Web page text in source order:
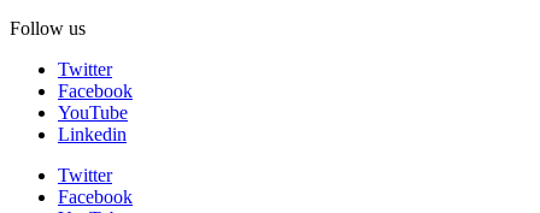
Follow us
Twitter
Facebook
YouTube
Linkedin
Twitter
Facebook